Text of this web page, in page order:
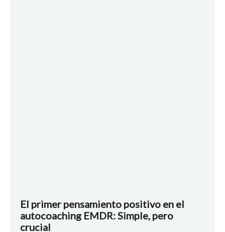
El primer pensamiento positivo en el
autocoaching EMDR: Simple, pero
crucial